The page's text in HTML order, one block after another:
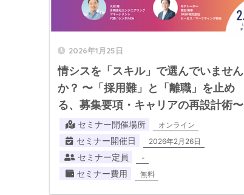
2026年1月25日
情シスを「スキル」で選んでいません
か？ 〜「採用難」と「離職」を止め
る、募集要項・キャリアの再設計術〜
セミナー開催場所 オンライン
セミナー開催日 2026年2月26日
セミナー定員 -
セミナー費用 無料